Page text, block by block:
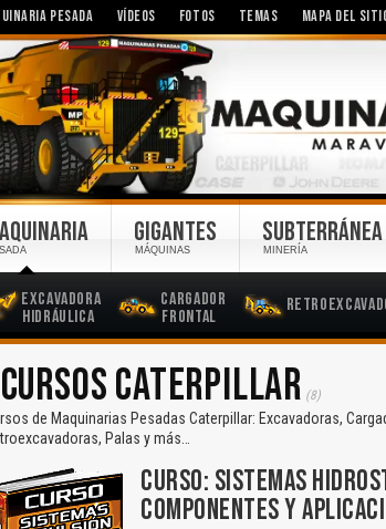
PESADA VÍDEOS FOTOS TEMAS MAPA DEL
Excavadora
Hidráulica
Cargador
Frontal
GIGANTES
MÁQUINAS
SUBTERRÁNEA
MINERÍA
CURSOS CATERPILLAR (8)
de Maquinarias Pesadas Caterpillar: Excavadoras,
Palas y más…
CURSO: SISTEMAS
COMPONENTES Y